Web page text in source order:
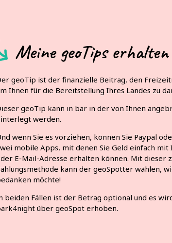
Meine geoTips erhalten
geoTip ist der finanzielle Beitrag, den
Ihnen für die Bereitstellung Ihres Landes zu
geoTip kann in bar in der von Ihnen
werden.
wenn Sie es vorziehen, können Sie Paypal
mobile Apps, mit denen Sie Geld einfach
E-Mail-Adresse erhalten können. Mit dieser
kann der geoSpotter wählen,
möchte!
beiden Fällen ist der Betrag optional und es
über geoSpot erhoben.